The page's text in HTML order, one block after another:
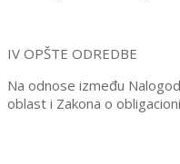
IV OPŠTE ODREDBE
Na odnose između
oblast i Zakona o